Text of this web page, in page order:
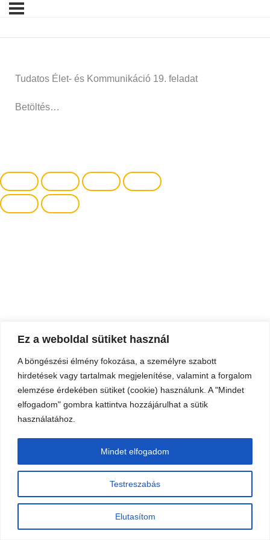
Ez a weboldal sütiket használ
A böngészési élmény fokozása, a személyre szabott
hirdetések vagy tartalmak megjelenítése, valamint a forgalom
elemzése érdekében sütiket (cookie) használunk. A "Mindet
elfogadom" gombra kattintva hozzájárulhat a sütik
használatához.
Testreszabás
Elutasítom
Mindet elfogadom
Tudatos Élet- és Kommunikáció 19. feladat
Betöltés…